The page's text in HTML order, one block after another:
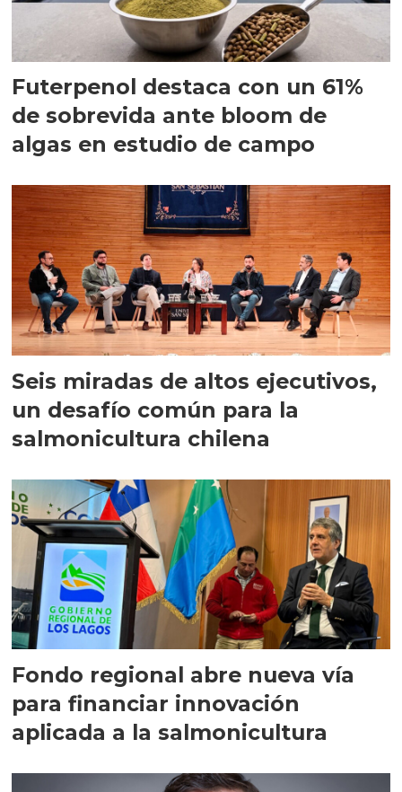
Futerpenol destaca con un 61%
de sobrevida ante bloom de
algas en estudio de campo
Seis miradas de altos ejecutivos,
un desafío común para la
salmonicultura chilena
Fondo regional abre nueva vía
para financiar innovación
aplicada a la salmonicultura